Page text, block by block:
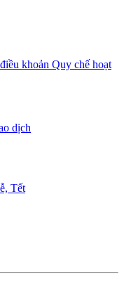
khoản Quy chế hoạt
dịch
Tết